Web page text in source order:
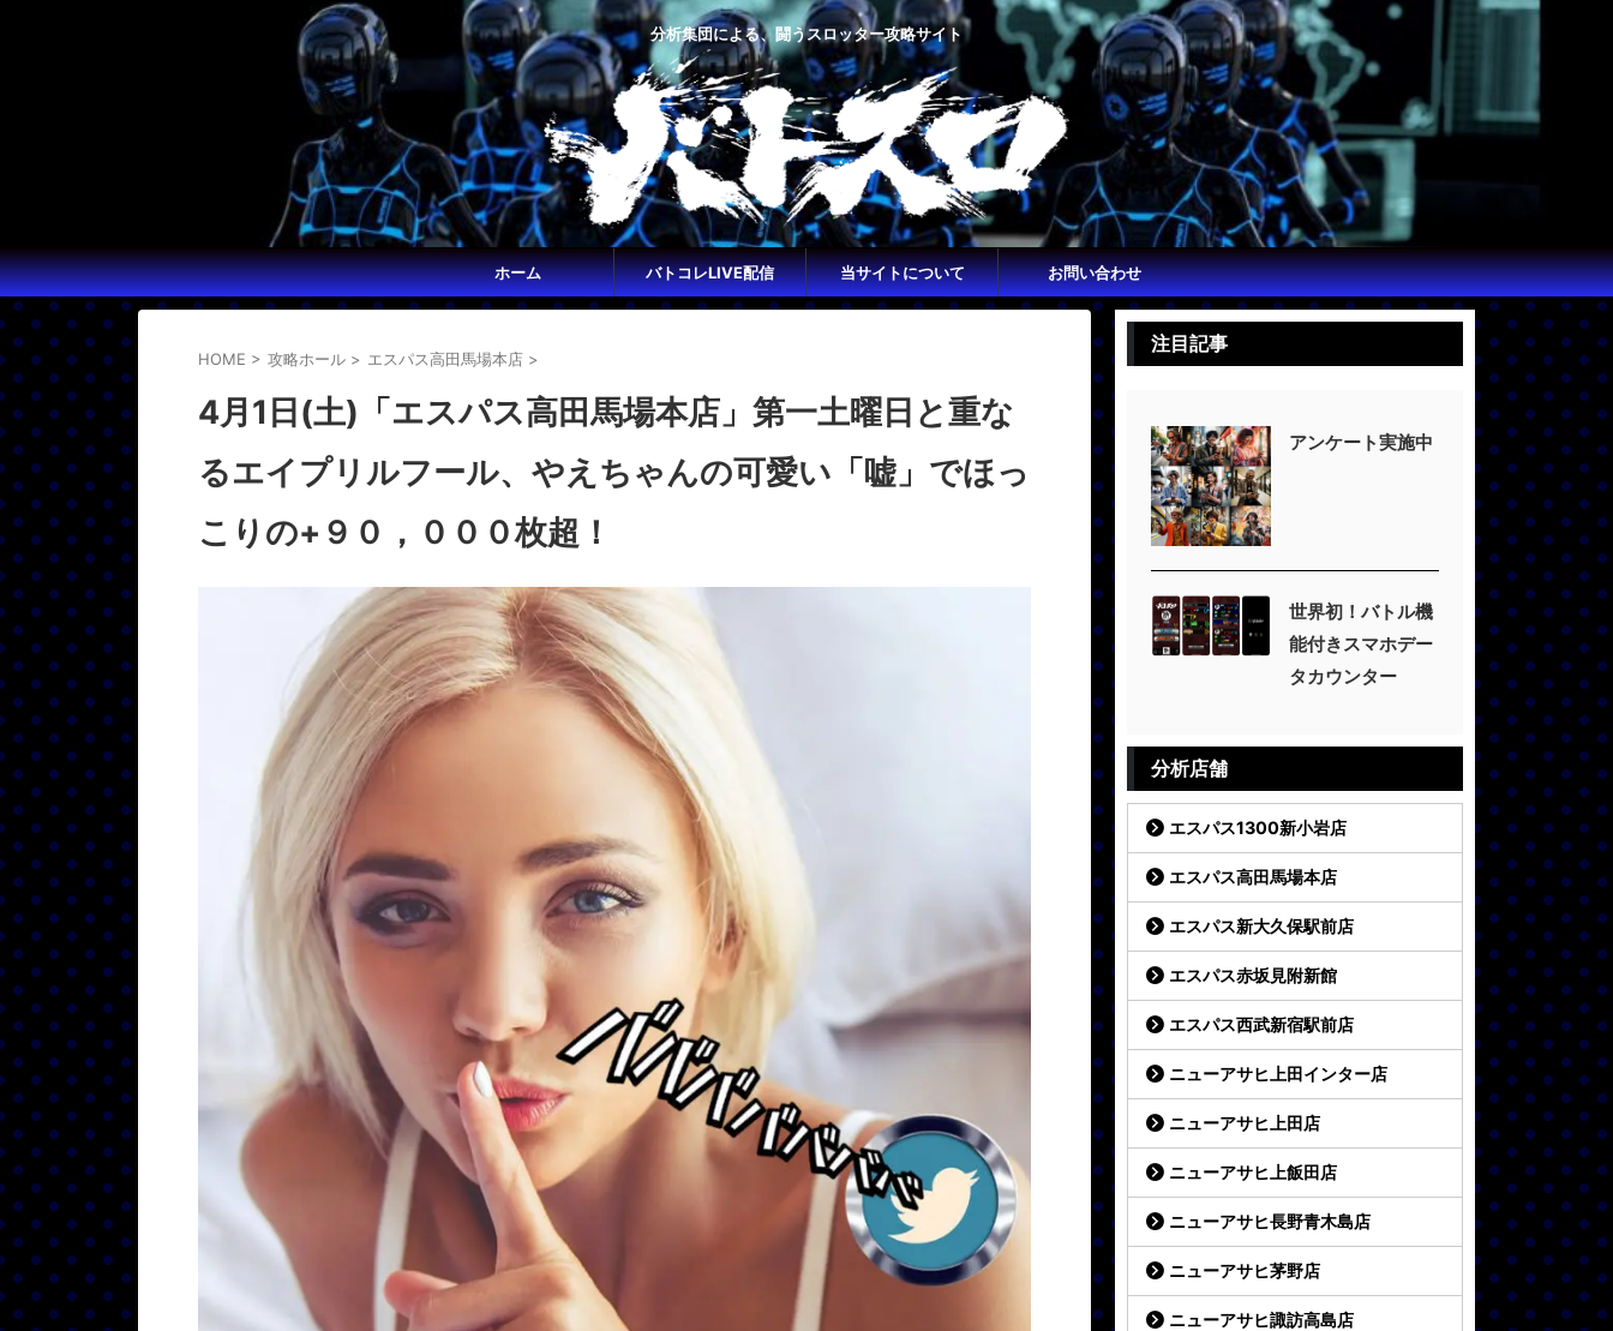
分析集団による、闘うスロッター攻略サイト
ホーム バトコレLIVE配信 当サイトについて お問い合わせ
HOME > 攻略ホール > エスパス高田馬場本店 >
4月1日(土)「エスパス高田馬場本店」第一土曜日と重な
るエイプリルフール、やえちゃんの可愛い「嘘」でほっ
こりの+９０，０００枚超！
注目記事
アンケート実施中
世界初！バトル機
能付きスマホデー
タカウンター
分析店舗
エスパス1300新小岩店
エスパス高田馬場本店
エスパス新大久保駅前店
エスパス赤坂見附新館
エスパス西武新宿駅前店
ニューアサヒ上田インター店
ニューアサヒ上田店
ニューアサヒ上飯田店
ニューアサヒ長野青木島店
ニューアサヒ茅野店
ニューアサヒ諏訪高島店